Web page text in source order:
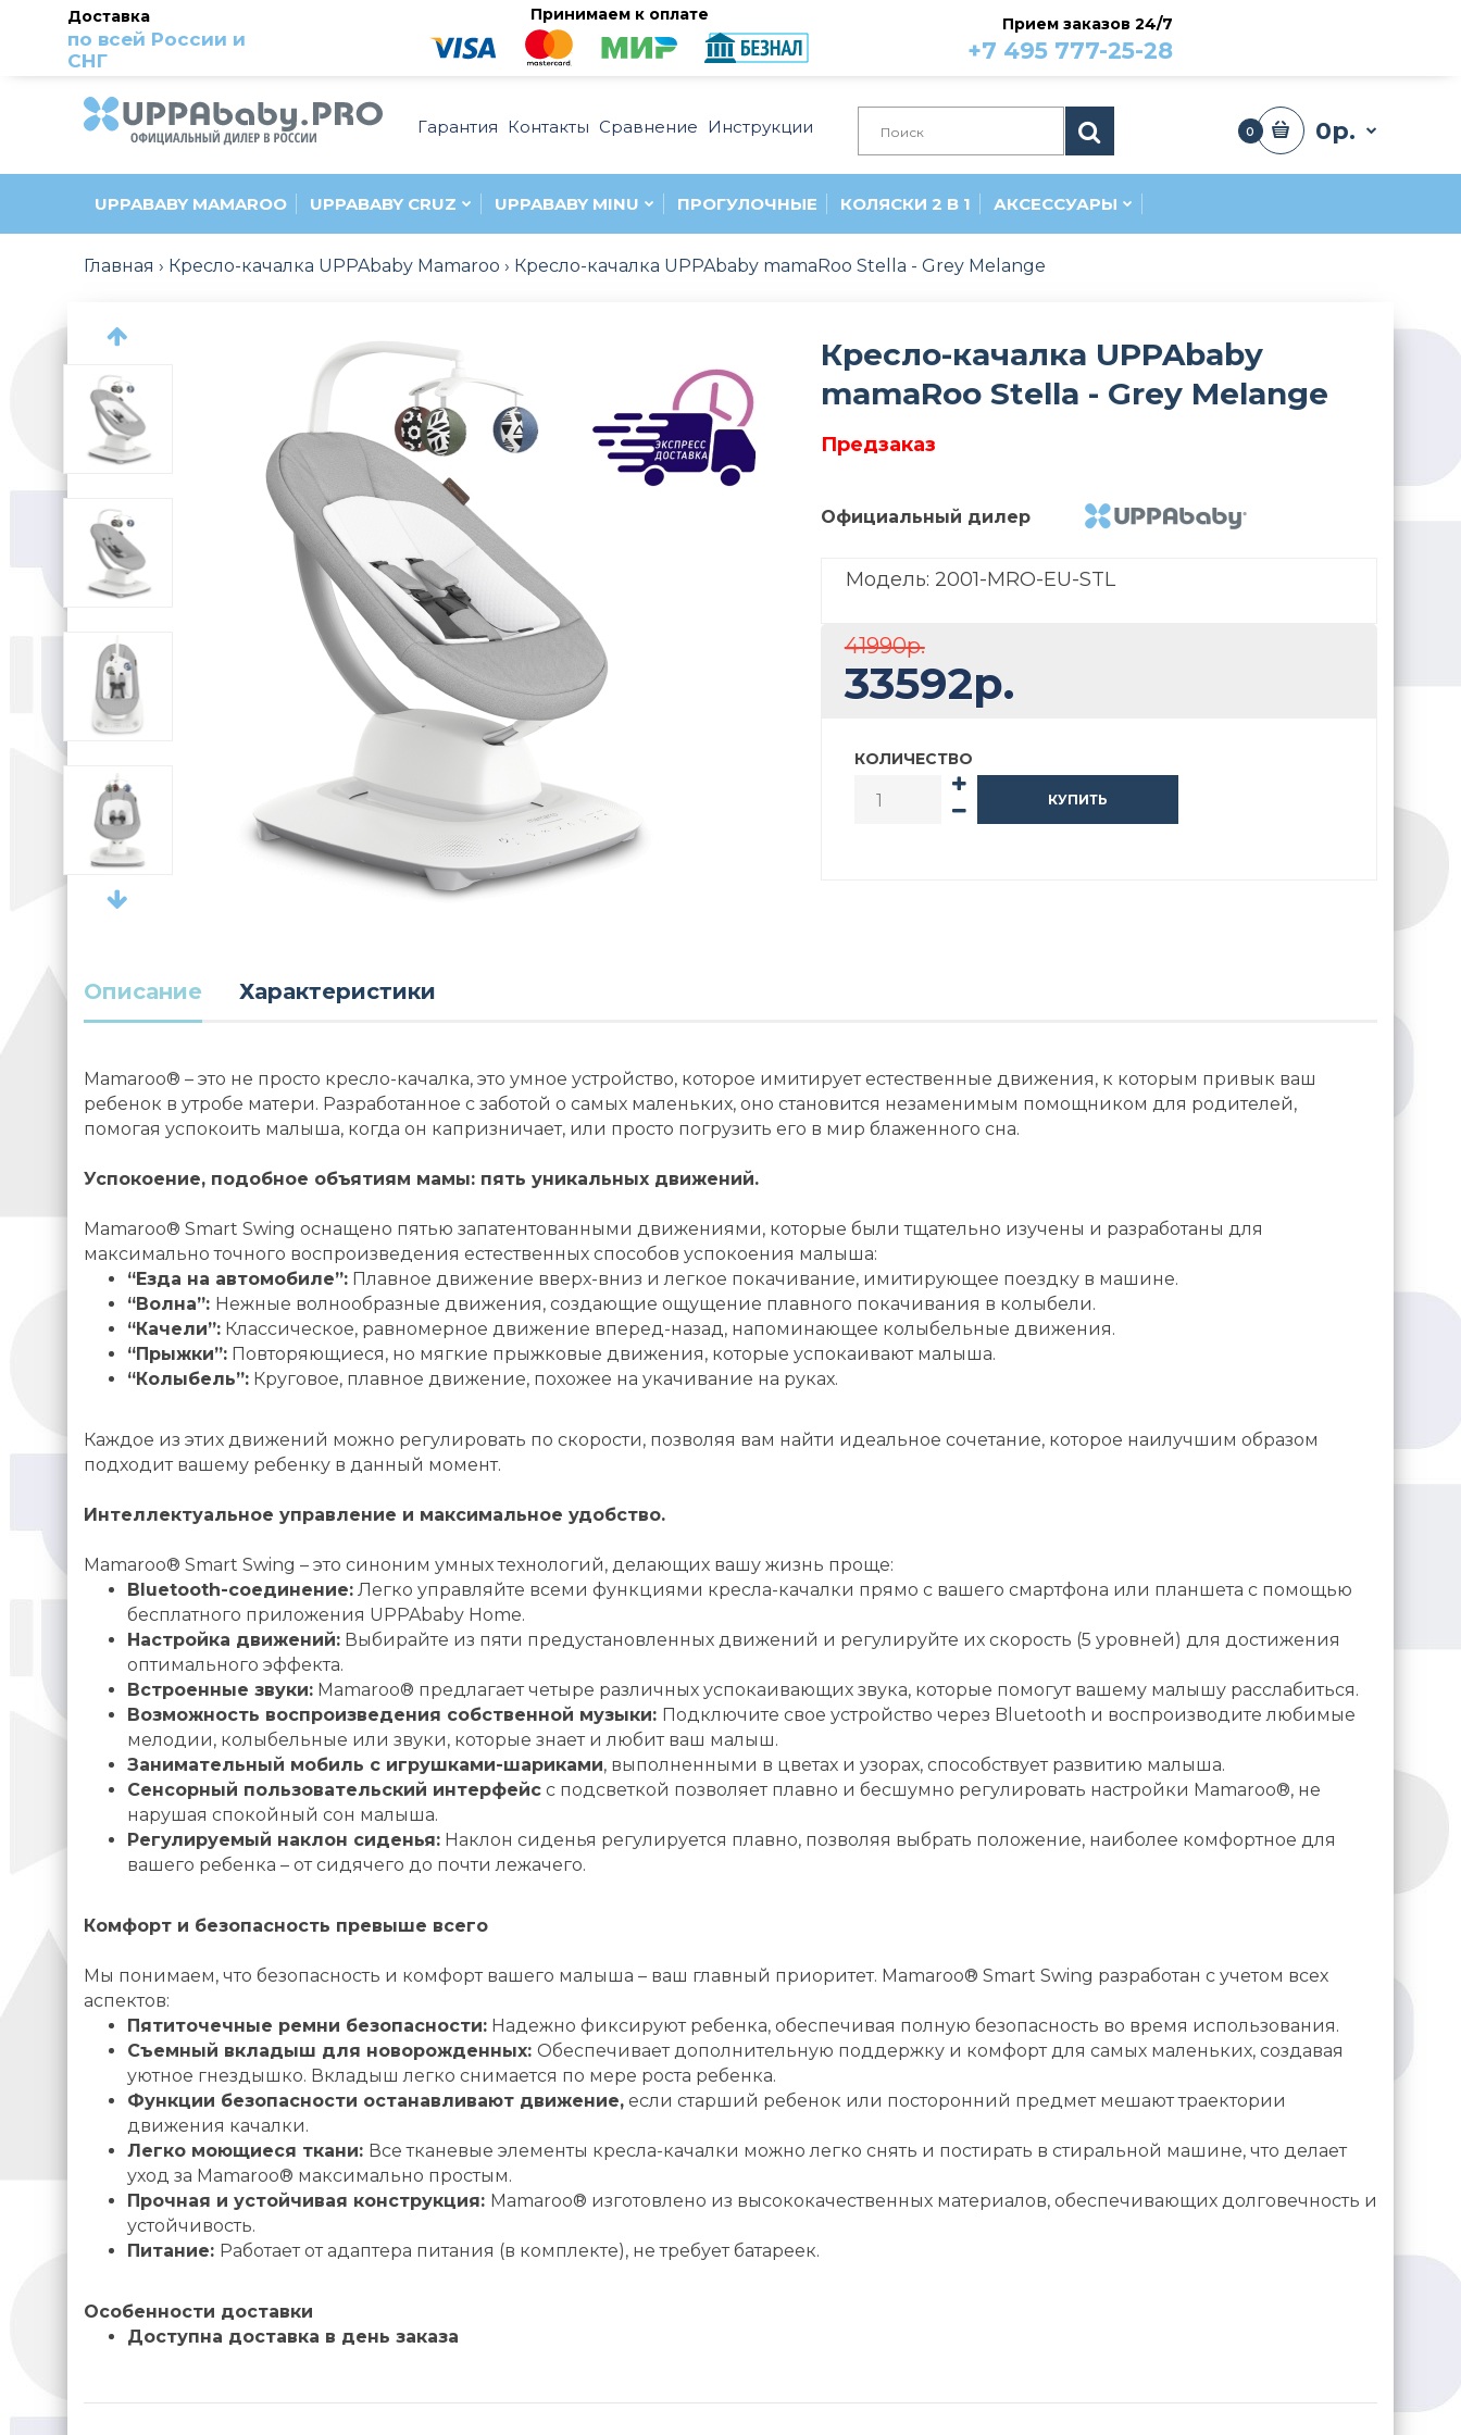
Доставка
по всей России и
СНГ
Принимаем к оплате Прием заказов 24/7
+7 495 777-25-28
Гарантия Контакты Сравнение Инструкции 0 0р.
UPPABABY MAMAROO UPPABABY CRUZ UPPABABY MINU ПРОГУЛОЧНЫЕ КОЛЯСКИ 2 В 1 АКСЕССУАРЫ
Главная Кресло-качалка UPPAbaby Mamaroo Кресло-качалка UPPAbaby mamaRoo Stella - Grey Melange
Кресло-качалка UPPAbaby
mamaRoo Stella - Grey Melange
Предзаказ
Официальный дилер
Модель: 2001-MRO-EU-STL
41990р.
33592р.
КОЛИЧЕСТВО
Описание Характеристики
Mamaroo® – это не просто кресло-качалка, это умное устройство, которое имитирует естественные движения, к которым привык ваш
ребенок в утробе матери. Разработанное с заботой о самых маленьких, оно становится незаменимым помощником для родителей,
помогая успокоить малыша, когда он капризничает, или просто погрузить его в мир блаженного сна.
Успокоение, подобное объятиям мамы: пять уникальных движений.
Mamaroo® Smart Swing оснащено пятью запатентованными движениями, которые были тщательно изучены и разработаны для
максимально точного воспроизведения естественных способов успокоения малыша:
“Езда на автомобиле”: Плавное движение вверх-вниз и легкое покачивание, имитирующее поездку в машине.
“Волна”: Нежные волнообразные движения, создающие ощущение плавного покачивания в колыбели.
“Качели”: Классическое, равномерное движение вперед-назад, напоминающее колыбельные движения.
“Прыжки”: Повторяющиеся, но мягкие прыжковые движения, которые успокаивают малыша.
“Колыбель”: Круговое, плавное движение, похожее на укачивание на руках.
Каждое из этих движений можно регулировать по скорости, позволяя вам найти идеальное сочетание, которое наилучшим образом
подходит вашему ребенку в данный момент.
Интеллектуальное управление и максимальное удобство.
Mamaroo® Smart Swing – это синоним умных технологий, делающих вашу жизнь проще:
Bluetooth-соединение: Легко управляйте всеми функциями кресла-качалки прямо с вашего смартфона или планшета с помощью
бесплатного приложения UPPAbaby Home.
Настройка движений: Выбирайте из пяти предустановленных движений и регулируйте их скорость (5 уровней) для достижения
оптимального эффекта.
Встроенные звуки: Mamaroo® предлагает четыре различных успокаивающих звука, которые помогут вашему малышу расслабиться.
Возможность воспроизведения собственной музыки: Подключите свое устройство через Bluetooth и воспроизводите любимые
мелодии, колыбельные или звуки, которые знает и любит ваш малыш.
Занимательный мобиль с игрушками-шариками, выполненными в цветах и узорах, способствует развитию малыша.
Сенсорный пользовательский интерфейс с подсветкой позволяет плавно и бесшумно регулировать настройки Mamaroo®, не
нарушая спокойный сон малыша.
Регулируемый наклон сиденья: Наклон сиденья регулируется плавно, позволяя выбрать положение, наиболее комфортное для
вашего ребенка – от сидячего до почти лежачего.
Комфорт и безопасность превыше всего
Мы понимаем, что безопасность и комфорт вашего малыша – ваш главный приоритет. Mamaroo® Smart Swing разработан с учетом всех
аспектов:
Пятиточечные ремни безопасности: Надежно фиксируют ребенка, обеспечивая полную безопасность во время использования.
Съемный вкладыш для новорожденных: Обеспечивает дополнительную поддержку и комфорт для самых маленьких, создавая
уютное гнездышко. Вкладыш легко снимается по мере роста ребенка.
Функции безопасности останавливают движение, если старший ребенок или посторонний предмет мешают траектории
движения качалки.
Легко моющиеся ткани: Все тканевые элементы кресла-качалки можно легко снять и постирать в стиральной машине, что делает
уход за Mamaroo® максимально простым.
Прочная и устойчивая конструкция: Mamaroo® изготовлено из высококачественных материалов, обеспечивающих долговечность и
устойчивость.
Питание: Работает от адаптера питания (в комплекте), не требует батареек.
Особенности доставки
Доступна доставка в день заказа